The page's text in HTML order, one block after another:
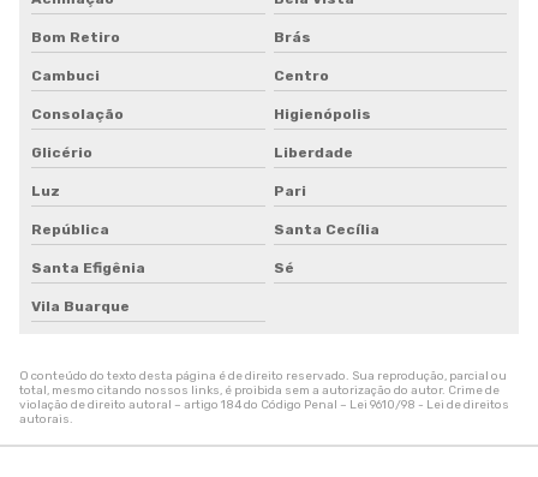
Tela de quadra de tenis
Tela de sombreamento 50
Tela de sombreamento 50 preço
Tela de sombreamento 70
Tela de sombreamento colorida
Tela de sombreamento impermeável
Tela de sombreamento onde comprar
Tela de sombreamento para alface
Tela de sombreamento para estufa
Tela de sombreamento para orquidario
Tela de sombreamento para quadra
Tela de sombreamento sob medida
Tela de sombreamento solar
Tela de sombreamento toldo
Tela de sombreamento triangular
Bom Retiro Brás
Cambuci Centro
Consolação Higienópolis
Glicério Liberdade
Luz Pari
República Santa Cecília
Santa Efigênia Sé
Vila Buarque
O conteúdo do texto desta página é de direito reservado. Sua reprodução, parcial ou
total, mesmo citando nossos links, é proibida sem a autorização do autor. Crime de
violação de direito autoral – artigo 184 do Código Penal – Lei 9610/98 - Lei de direitos
autorais.